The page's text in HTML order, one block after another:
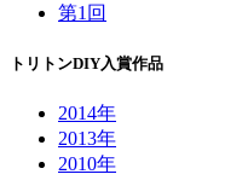
第1回
トリトンDIY入賞作品
2014年
2013年
2010年